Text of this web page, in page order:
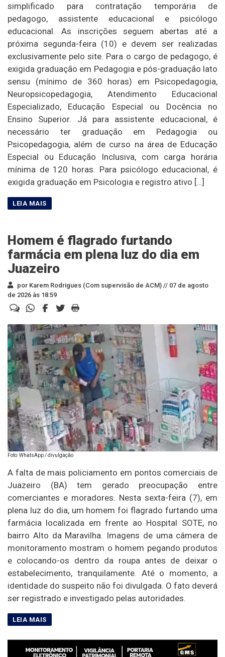
simplificado para contratação temporária de
pedagogo, assistente educacional e psicólogo
educacional. As inscrições seguem abertas até a
próxima segunda-feira (10) e devem ser realizadas
exclusivamente pelo site. Para o cargo de pedagogo, é
exigida graduação em Pedagogia e pós-graduação lato
sensu (mínimo de 360 horas) em Psicopedagogia,
Neuropsicopedagogia, Atendimento Educacional
Especializado, Educação Especial ou Docência no
Ensino Superior. Já para assistente educacional, é
necessário ter graduação em Pedagogia ou
Psicopedagogia, além de curso na área de Educação
Especial ou Educação Inclusiva, com carga horária
mínima de 120 horas. Para psicólogo educacional, é
exigida graduação em Psicologia e registro ativo […]
Homem é flagrado furtando
farmácia em plena luz do dia em
Juazeiro
por Karem Rodrigues (Com supervisão de ACM) // 07 de agosto
de 2026 às 18:59
Foto: WhatsApp / divulgação
A falta de mais policiamento em pontos comerciais de
Juazeiro (BA) tem gerado preocupação entre
comerciantes e moradores. Nesta sexta-feira (7), em
plena luz do dia, um homem foi flagrado furtando uma
farmácia localizada em frente ao Hospital SOTE, no
bairro Alto da Maravilha. Imagens de uma câmera de
monitoramento mostram o homem pegando produtos
e colocando-os dentro da roupa antes de deixar o
estabelecimento, tranquilamente. Até o momento, a
identidade do suspeito não foi divulgada. O fato deverá
ser registrado e investigado pelas autoridades.